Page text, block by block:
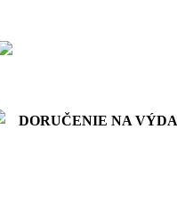
DORUČENIE NA